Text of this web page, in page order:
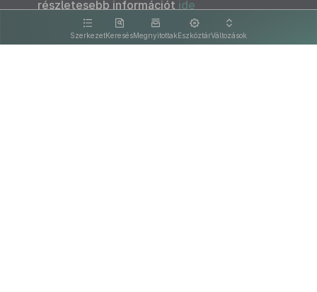
SzerkezetKeresésMegnyitottakEszköztárVáltozások
részletesebb információt ide
kattintva olvashat.